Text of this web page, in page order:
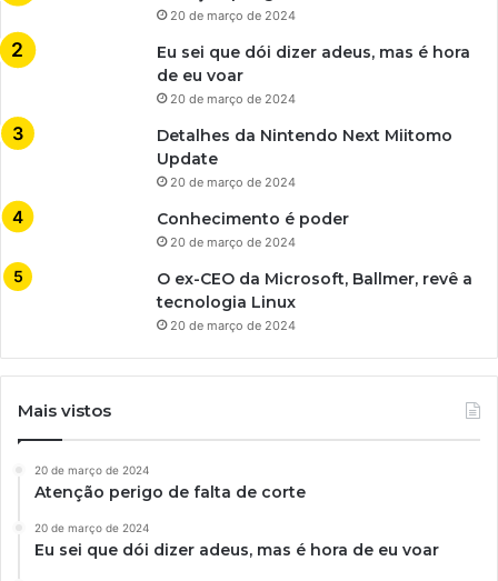
20 de março de 2024
Eu sei que dói dizer adeus, mas é hora
de eu voar
20 de março de 2024
Detalhes da Nintendo Next Miitomo
Update
20 de março de 2024
Conhecimento é poder
20 de março de 2024
O ex-CEO da Microsoft, Ballmer, revê a
tecnologia Linux
20 de março de 2024
Mais vistos
20 de março de 2024
Atenção perigo de falta de corte
20 de março de 2024
Eu sei que dói dizer adeus, mas é hora de eu voar